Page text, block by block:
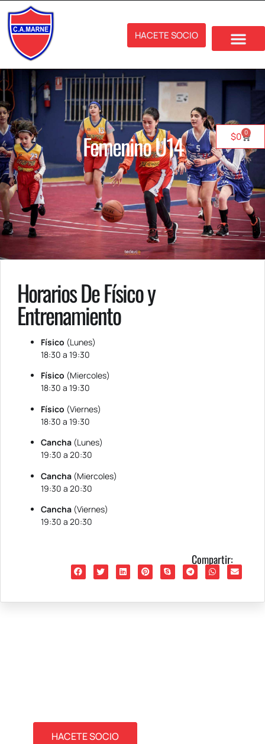
HACETE SOCIO
$0 0
Femenino U14
Horarios De Físico y
Entrenamiento
Físico (Lunes)
18:30 a 19:30
Físico (Miercoles)
18:30 a 19:30
Físico (Viernes)
18:30 a 19:30
Cancha (Lunes)
19:30 a 20:30
Cancha (Miercoles)
19:30 a 20:30
Cancha (Viernes)
19:30 a 20:30
Compartir:
HACETE SOCIO